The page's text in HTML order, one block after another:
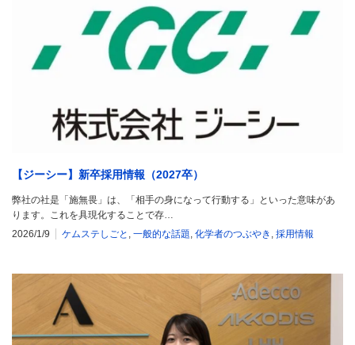
【ジーシー】新卒採用情報（2027卒）
弊社の社是「施無畏」は、「相手の身になって行動する」といった意味があ
ります。これを具現化することで存…
2026/1/9
ケムステしごと , 一般的な話題, 化学者のつぶやき , 採用情報